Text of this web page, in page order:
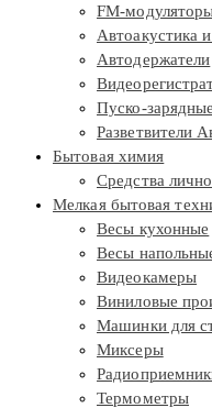
FM-
Автоакустика
Автодержатели
Пуско-
Разветвители
Бытовая химия
Средства
Мелкая бытовая
Весы кухонные
Весы
Видеокамеры
Виниловые
Машинки для
Миксеры
Термометры